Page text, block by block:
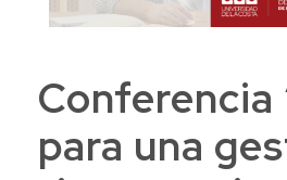
Conferencia
para una